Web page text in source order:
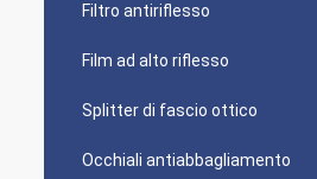
Filtro antiriflesso
Film ad alto riflesso
Splitter di fascio ottico
Occhiali antiabbagliamento